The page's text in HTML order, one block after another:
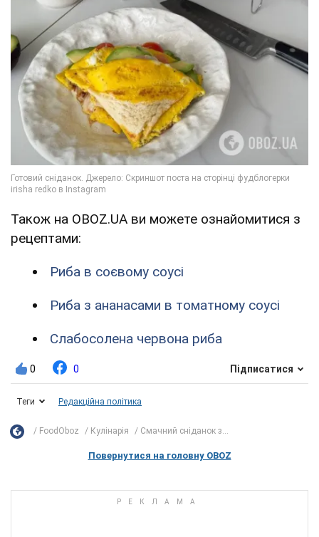
Також на OBOZ.UA ви можете ознайомитися з
рецептами:
Риба в соєвому соусі
Риба з ананасами в томатному соусі
Слабосолена червона риба
0 0 Підписатися
Теги Редакційна політика
FoodOboz Кулінарія Смачний сніданок з...
Повернутися на головну OBOZ